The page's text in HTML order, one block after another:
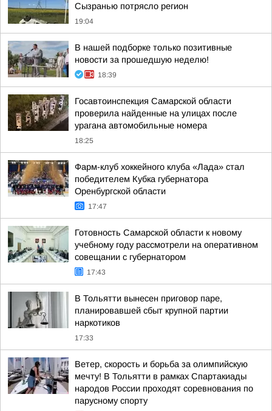
Сызранью потрясло регион
19:04
В нашей подборке только позитивные
новости за прошедшую неделю!
18:39
Госавтоинспекция Самарской области
проверила найденные на улицах после
урагана автомобильные номера
18:25
Фарм-клуб хоккейного клуба «Лада» стал
победителем Кубка губернатора
Оренбургской области
17:47
Готовность Самарской области к новому
учебному году рассмотрели на оперативном
совещании с губернатором
17:43
В Тольятти вынесен приговор паре,
планировавшей сбыт крупной партии
наркотиков
17:33
Ветер, скорость и борьба за олимпийскую
мечту! В Тольятти в рамках Спартакиады
народов России проходят соревнования по
парусному спорту